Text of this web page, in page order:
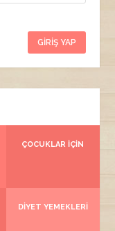
ÇOCUKLAR İÇIN
DIYET YEMEKLERI